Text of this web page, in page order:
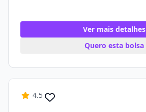
Ver mais detalhes
Quero esta bolsa
4.5